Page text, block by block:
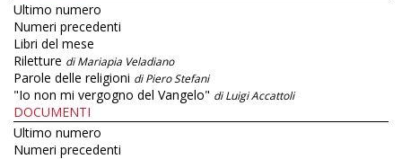
Ultimo numero
Numeri precedenti
Libri del mese
Riletture di Mariapia Veladiano
Parole delle religioni di Piero Stefani
"Io non mi vergogno del Vangelo" di Luigi Accattoli
DOCUMENTI
Ultimo numero
Numeri precedenti